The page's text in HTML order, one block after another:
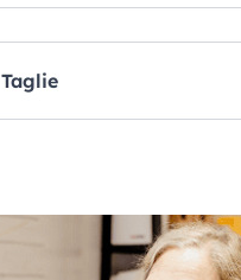
Taglie